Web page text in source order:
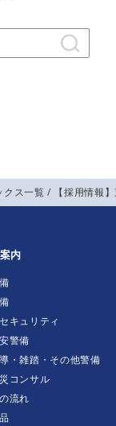
クス一覧 / 【採用情報
内
キュリティ
警備
・雑踏・その他警備
コンサル
流れ